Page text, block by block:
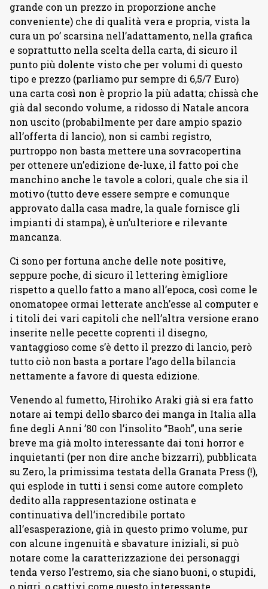
grande con un prezzo in proporzione anche
conveniente) che di qualità vera e propria, vista la
cura un po’ scarsina nell’adattamento, nella grafica
e soprattutto nella scelta della carta, di sicuro il
punto più dolente visto che per volumi di questo
tipo e prezzo (parliamo pur sempre di 6,5/7 Euro)
una carta così non è proprio la più adatta; chissà che
già dal secondo volume, a ridosso di Natale ancora
non uscito (probabilmente per dare ampio spazio
all’offerta di lancio), non si cambi registro,
purtroppo non basta mettere una sovracopertina
per ottenere un’edizione de-luxe, il fatto poi che
manchino anche le tavole a colori, quale che sia il
motivo (tutto deve essere sempre e comunque
approvato dalla casa madre, la quale fornisce gli
impianti di stampa), è un’ulteriore e rilevante
mancanza.
Ci sono per fortuna anche delle note positive,
seppure poche, di sicuro il lettering èmigliore
rispetto a quello fatto a mano all’epoca, così come le
onomatopee ormai letterate anch’esse al computer e
i titoli dei vari capitoli che nell’altra versione erano
inserite nelle pecette coprenti il disegno,
vantaggioso come s’è detto il prezzo di lancio, però
tutto ciò non basta a portare l’ago della bilancia
nettamente a favore di questa edizione.
Venendo al fumetto, Hirohiko Araki già si era fatto
notare ai tempi dello sbarco dei manga in Italia alla
fine degli Anni ’80 con l’insolito “Baoh”, una serie
breve ma già molto interessante dai toni horror e
inquietanti (per non dire anche bizzarri), pubblicata
su Zero, la primissima testata della Granata Press (!),
qui esplode in tutti i sensi come autore completo
dedito alla rappresentazione ostinata e
continuativa dell’incredibile portato
all’esasperazione, già in questo primo volume, pur
con alcune ingenuità e sbavature iniziali, si può
notare come la caratterizzazione dei personaggi
tenda verso l’estremo, sia che siano buoni, o stupidi,